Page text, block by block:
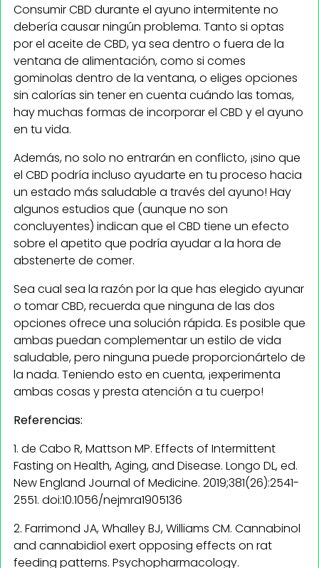
Consumir CBD durante el ayuno intermitente no
debería causar ningún problema. Tanto si optas
por el aceite de CBD, ya sea dentro o fuera de la
ventana de alimentación, como si comes
gominolas dentro de la ventana, o eliges opciones
sin calorías sin tener en cuenta cuándo las tomas,
hay muchas formas de incorporar el CBD y el ayuno
en tu vida.
Además, no solo no entrarán en conflicto, ¡sino que
el CBD podría incluso ayudarte en tu proceso hacia
un estado más saludable a través del ayuno! Hay
algunos estudios que (aunque no son
concluyentes) indican que el CBD tiene un efecto
sobre el apetito que podría ayudar a la hora de
abstenerte de comer.
Sea cual sea la razón por la que has elegido ayunar
o tomar CBD, recuerda que ninguna de las dos
opciones ofrece una solución rápida. Es posible que
ambas puedan complementar un estilo de vida
saludable, pero ninguna puede proporcionártelo de
la nada. Teniendo esto en cuenta, ¡experimenta
ambas cosas y presta atención a tu cuerpo!
Referencias:
1. de Cabo R, Mattson MP. Effects of Intermittent
Fasting on Health, Aging, and Disease. Longo DL, ed.
New England Journal of Medicine. 2019;381(26):2541-
2551. doi:10.1056/nejmra1905136
2. Farrimond JA, Whalley BJ, Williams CM. Cannabinol
and cannabidiol exert opposing effects on rat
feeding patterns. Psychopharmacology.